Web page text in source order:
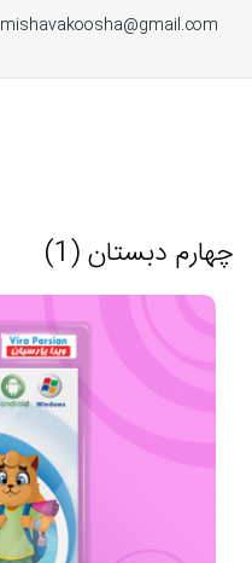
mishavakoosha@gmail.com
چهارم دبستان (1)